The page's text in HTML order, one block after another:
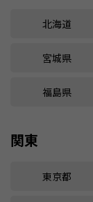
北海道
宮城県
福島県
関東
東京都